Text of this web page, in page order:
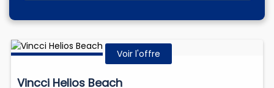
Voir l'offre
Vincci Helios Beach